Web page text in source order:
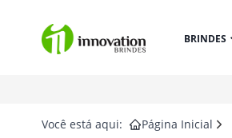
BRINDES
Você está aqui: Página Inicial